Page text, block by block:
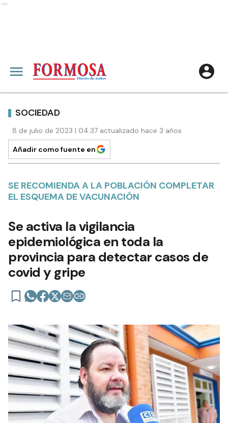
Ads
SOCIEDAD
8 de julio de 2023 | 04:37 actualizado hace 3 años
Añadir como fuente en
SE RECOMIENDA A LA POBLACIÓN COMPLETAR
EL ESQUEMA DE VACUNACIÓN
Se activa la vigilancia
epidemiológica en toda la
provincia para detectar casos de
covid y gripe